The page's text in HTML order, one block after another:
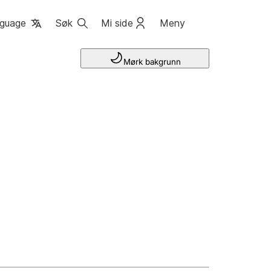
Søk Mi side Meny
Mørk bakgrunn